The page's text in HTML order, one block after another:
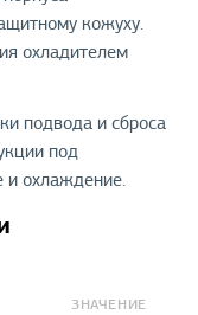
кожуху.
охладителем
подвода и сброса
под
и охлаждение.
ЗНАЧЕНИЕ